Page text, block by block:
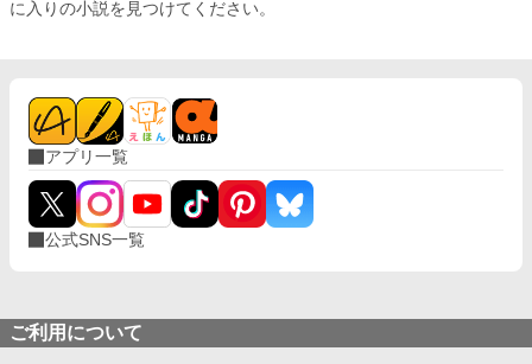
に入りの小説を見つけてください。
アプリ一覧
公式SNS一覧
ご利用について